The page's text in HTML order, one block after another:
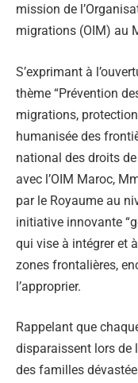
mission de
migrations (OIM) au
S’exprimant à
thème “Prévention
migrations,
humanisée des
national des droits
avec l’OIM Maroc,
par le Royaume au
initiative innovante
qui vise à intégrer et
zones frontalières,
l’approprier.
Rappelant que
disparaissent lors de
des familles